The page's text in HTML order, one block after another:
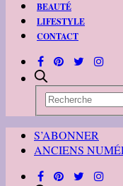
BEAUTÉ
LIFESTYLE
CONTACT
S’ABONNER
ANCIENS